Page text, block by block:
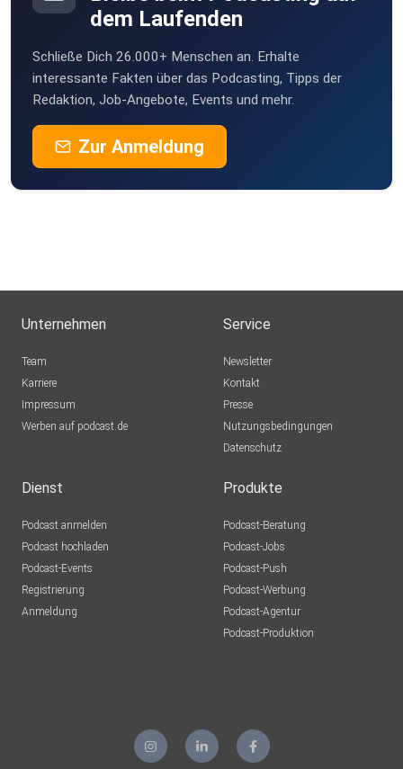
dem Laufenden
Schließe Dich 26.000+ Menschen an. Erhalte
interessante Fakten über das Podcasting, Tipps der
Redaktion, Job-Angebote, Events und mehr.
Zur Anmeldung
Unternehmen
Team
Karriere
Impressum
Werben auf podcast.de
Service
Newsletter
Kontakt
Presse
Nutzungsbedingungen
Datenschutz
Dienst
Podcast anmelden
Podcast hochladen
Podcast-Events
Registrierung
Anmeldung
Produkte
Podcast-Beratung
Podcast-Jobs
Podcast-Push
Podcast-Werbung
Podcast-Agentur
Podcast-Produktion